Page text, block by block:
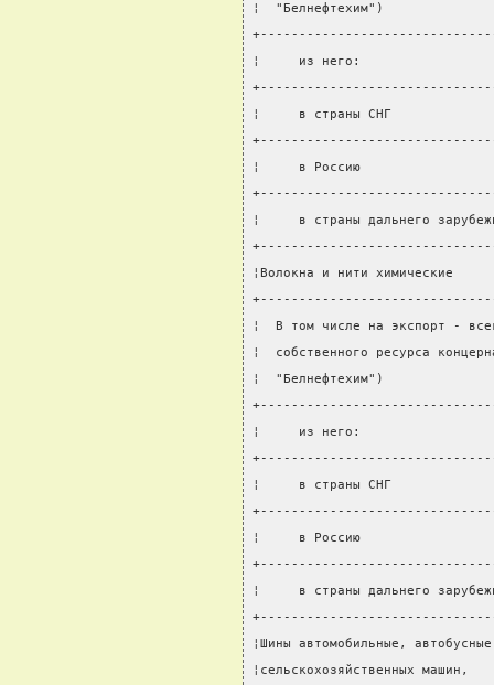
¦  "Белнефтехим")
¦     из него:
¦     в страны СНГ
¦     в Россию
¦     в страны дальнего
¦Волокна и нити
¦  В том числе на экспорт
¦  собственного ресурса
¦  "Белнефтехим")
¦     из него:
¦     в страны СНГ
¦     в Россию
¦     в страны дальнего
¦Шины автомобильные,
¦сельскохозяйственных